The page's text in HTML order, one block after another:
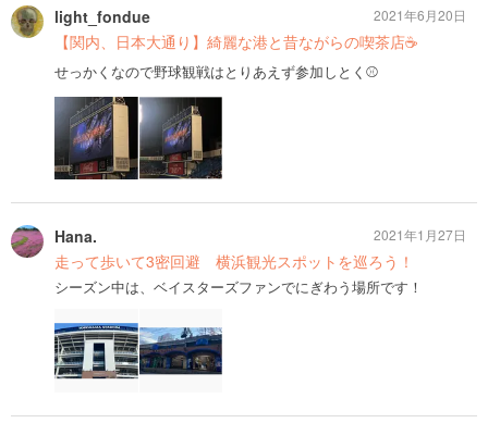
light_fondue
【関内、日本大通り】綺麗な港と昔ながらの喫茶店☕️
せっかくなので野球観戦はとりあえず参加しとく⚾️
2021年6月20日
Hana.
走って歩いて3密回避 横浜観光スポットを巡ろう！
シーズン中は、ベイスターズファンでにぎわう場所です！
2021年1月27日